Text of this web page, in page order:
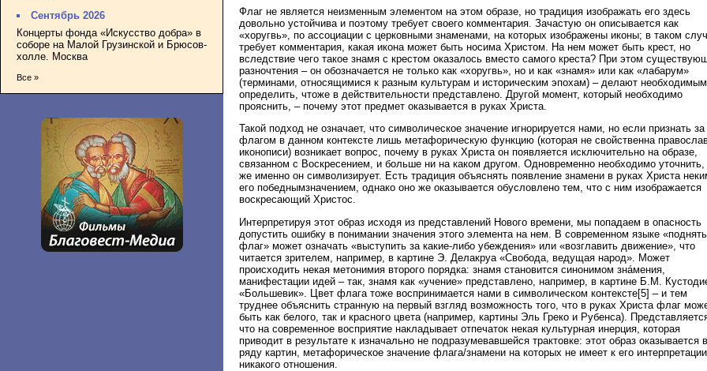
Сентябрь 2026
Концерты фонда «Искусство добра» в
соборе на Малой Грузинской и Брюсов-
холле. Москва
Все »
Флаг не является неизменным элементом на этом образе, но традиция изображать его здесь
довольно устойчива и поэтому требует своего комментария. Зачастую он описывается как
«хоругвь», по ассоциации с церковными знаменами, на которых изображены иконы; в таком
требует комментария, какая икона может быть носима Христом. На нем может быть крест, но
вследствие чего такое знамя с крестом оказалось вместо самого креста? При этом
разночтения – он обозначается не только как «хоругвь», но и как «знамя» или как «лабарум»
(терминами, относящимися к разным культурам и историческим эпохам) – делают необходимым
определить, чтоже в действительности представлено. Другой момент, который необходимо
прояснить, – почему этот предмет оказывается в руках Христа.
Такой подход не означает, что символическое значение игнорируется нами, но если признать за
флагом в данном контексте лишь метафорическую функцию (которая не свойственна
иконописи) возникает вопрос, почему в руках Христа он появляется исключительно на образе,
связанном с Воскресением, и больше ни на каком другом. Одновременно необходимо уточнить,
же именно он символизирует. Есть традиция объяснять появление знамени в руках Христа
его победнымзначением, однако оно же оказывается обусловлено тем, что с ним изображается
воскресающий Христос.
Интерпретируя этот образ исходя из представлений Нового времени, мы попадаем в опасность
допустить ошибку в понимании значения этого элемента на нем. В современном языке «поднять
флаг» может означать «выступить за какие-либо убеждения» или «возглавить движение», что
читается зрителем, например, в картине Э. Делакруа «Свобода, ведущая народ». Может
происходить некая метонимия второго порядка: знамя становится синонимом знáмения,
манифестации идей – так, знамя как «учение» представлено, например, в картине Б.М.
«Большевик». Цвет флага тоже воспринимается нами в символическом контексте[5] – и тем
труднее объяснить странную на первый взгляд возможность того, что в руках Христа флаг
быть как белого, так и красного цвета (например, картины Эль Греко и Рубенса).
что на современное восприятие накладывает отпечаток некая культурная инерция, которая
приводит в результате к изначально не подразумевавшейся трактовке: этот образ оказывается в
ряду картин, метафорическое значение флага/знамени на которых не имеет к его интерпретации
никакого отношения.